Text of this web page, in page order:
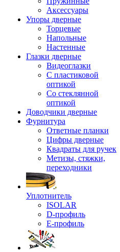
Аксессуары
Упоры дверные
Торцевые
Напольные
Настенные
Глазки дверные
Видеоглазки
С пластиковой
оптикой
Со стеклянной
оптикой
Доводчики дверные
Фурнитура
Ответные планки
Цифры дверные
Квадраты для ручек
Метизы, стяжки,
переходники
Уплотнитель
ISOLAR
D-профиль
Е-профиль